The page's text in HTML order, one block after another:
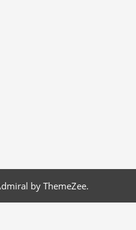
by ThemeZee.